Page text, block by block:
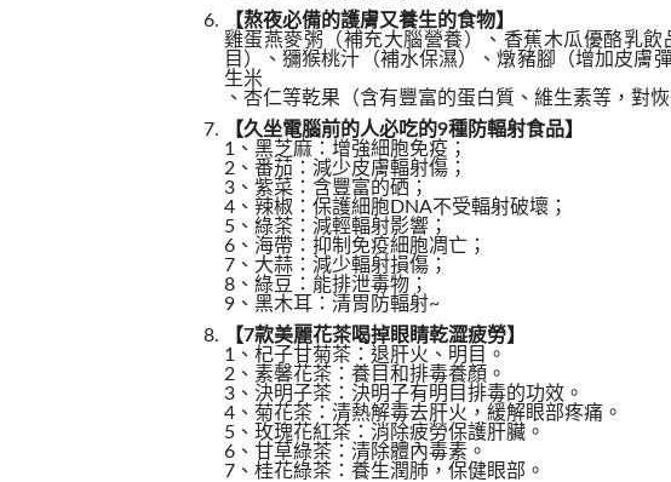
【熬夜必備的護膚又養生的食物】
雞蛋燕麥粥（補充大腦營養）、香蕉木瓜優酪乳
目）、獼猴桃汁（補水保濕）、燉豬腳（增加皮膚
生米
、杏仁等乾果（含有豐富的蛋白質、維生素等，對
【久坐電腦前的人必吃的9種防輻射食品】
1、黑芝麻：增強細胞免疫；
2、番茄：減少皮膚輻射傷；
3、紫菜：含豐富的硒；
4、辣椒：保護細胞DNA不受輻射破壞；
5、綠茶：減輕輻射影響；
6、海帶：抑制免疫細胞凋亡；
7、大蒜：減少輻射損傷；
8、綠豆：能排泄毒物；
9、黑木耳：清胃防輻射~
【7款美麗花茶喝掉眼睛乾澀疲勞】
1、杞子甘菊茶：退肝火、明目。
2、素馨花茶：養目和排毒養顏。
3、決明子茶：決明子有明目排毒的功效。
4、菊花茶：清熱解毒去肝火，緩解眼部疼痛。
5、玫瑰花紅茶：消除疲勞保護肝臟。
6、甘草綠茶：清除體內毒素。
7、桂花綠茶：養生潤肺，保健眼部。